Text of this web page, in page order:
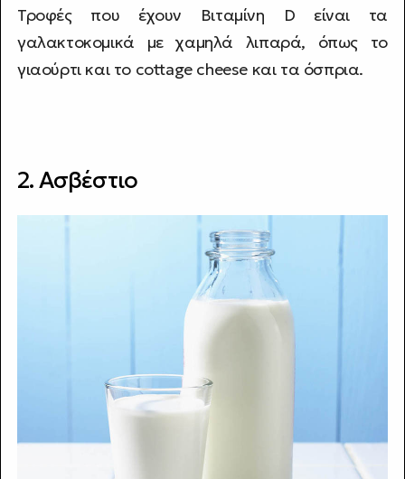
Τροφές που έχουν Βιταμίνη D είναι τα
γαλακτοκομικά με χαμηλά λιπαρά, όπως το
γιαούρτι και το cottage cheese και τα όσπρια.
2. Ασβέστιο